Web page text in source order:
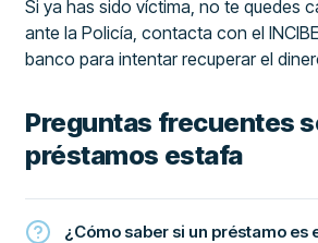
Si ya has sido víctima, no te quedes
ante la Policía, contacta con el
banco para intentar recuperar el
Preguntas frecuentes
préstamos estafa
¿Cómo saber si un préstamo es